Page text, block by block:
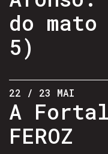
do
5)
22 / 23 MAI
A
FEROZ